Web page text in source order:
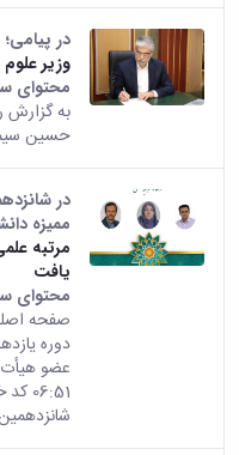
در پیامی؛
وزیر
محتوای
به گزارش
حسین
در
ممیزه
مرتبه
یافت
محتوای
صفحه
دوره